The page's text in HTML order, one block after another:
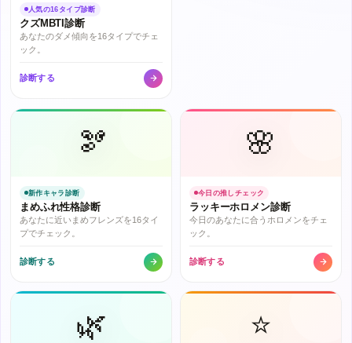
人気の16タイプ診断
クズMBTI診断
あなたのダメ傾向を16タイプでチェ
ック。
診断する
🫘
新作キャラ診断
まめふれ性格診断
あなたに近いまめフレンズを16タイ
プでチェック。
診断する
🌸
今日の推しチェック
ラッキーホロメン診断
今日のあなたに合うホロメンをチェ
ック。
診断する
🌿 ⭐